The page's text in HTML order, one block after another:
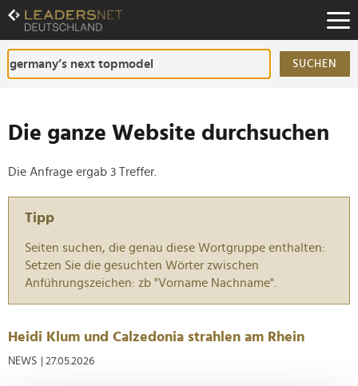
Zum
Inhalt
Zur
Fußzeilen-
Navigation
SUCHEN
Die ganze Website durchsuchen
Die Anfrage ergab 3 Treffer.
Tipp
Seiten suchen, die genau diese Wortgruppe enthalten:
Setzen Sie die gesuchten Wörter zwischen
Anführungszeichen: zb "Vorname Nachname".
Heidi Klum und Calzedonia strahlen am Rhein
NEWS | 27.05.2026